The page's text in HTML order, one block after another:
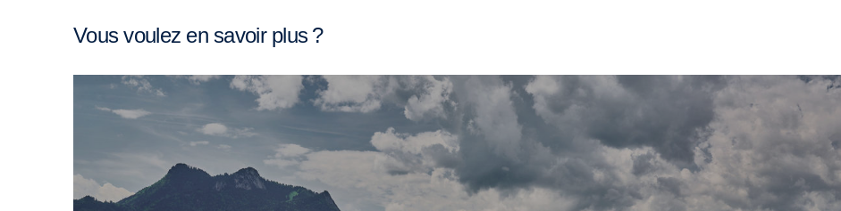
Vous voulez en savoir plus ?